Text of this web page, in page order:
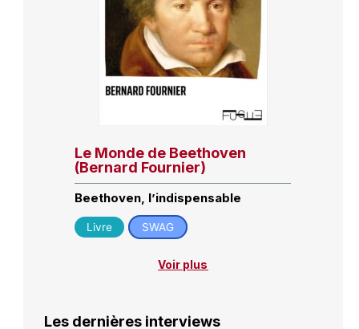
Le Monde de Beethoven
(Bernard Fournier)
Beethoven, l’indispensable
Livre SWAG
Voir plus
Les dernières interviews